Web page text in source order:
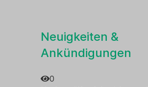
Neuigkeiten &
Ankündigungen
0